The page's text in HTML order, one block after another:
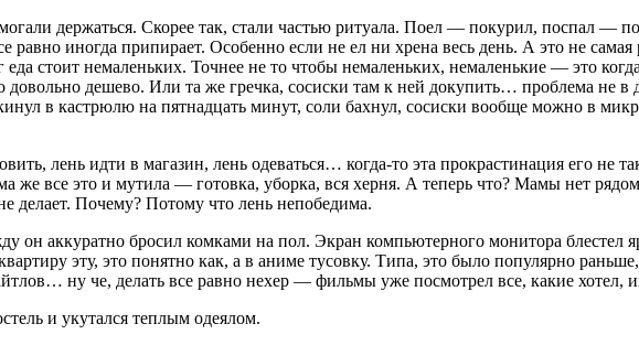
держаться. Скорее так, стали частью ритуала. Поел — покурил, поспал — по
равно иногда припирает. Особенно если не ел ни хрена весь день. А это не
стоит немаленьких. Точнее не то чтобы немаленьких, немаленькие — это
довольно дешево. Или та же гречка, сосиски там к ней докупить… проблема не
в кастрюлю на пятнадцать минут, соли бахнул, сосиски вообще можно в
лень идти в магазин, лень одеваться… когда-то эта прокрастинация его не
же все это и мутила — готовка, уборка, вся херня. А теперь что? Мамы нет
делает. Почему? Потому что лень непобедима.
он аккуратно бросил комками на пол. Экран компьютерного монитора
эту, это понятно как, а в аниме тусовку. Типа, это было популярно раньше,
ну че, делать все равно нехер — фильмы уже посмотрел все, какие хотел,
и укутался теплым одеялом.